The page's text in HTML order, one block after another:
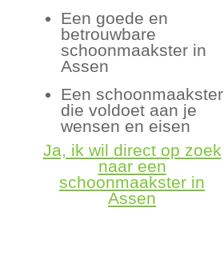
Een goede en
betrouwbare
schoonmaakster in
Assen
Een schoonmaakster
die voldoet aan je
wensen en eisen
Ja, ik wil direct op zoek
naar een
schoonmaakster in
Assen